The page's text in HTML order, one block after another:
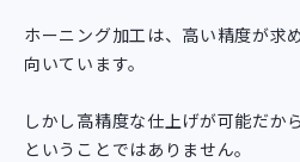
ホーニング加工は、高い精度が求
向いています。
しかし高精度な仕上げが可能だか
ということではありません。